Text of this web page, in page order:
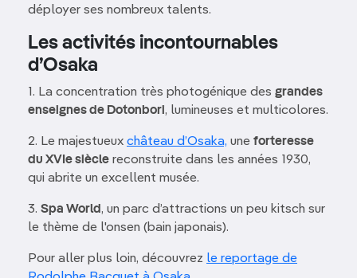
déployer ses nombreux talents.
Les activités incontournables
d’Osaka
1. La concentration très photogénique des grandes
enseignes de Dotonbori , lumineuses et multicolores.
2. Le majestueux château d’Osaka, une forteresse
du XVIe siècle reconstruite dans les années 1930,
qui abrite un excellent musée.
3. Spa World, un parc d’attractions un peu kitsch sur
le thème de l'onsen (bain japonais).
Pour aller plus loin, découvrez le reportage de